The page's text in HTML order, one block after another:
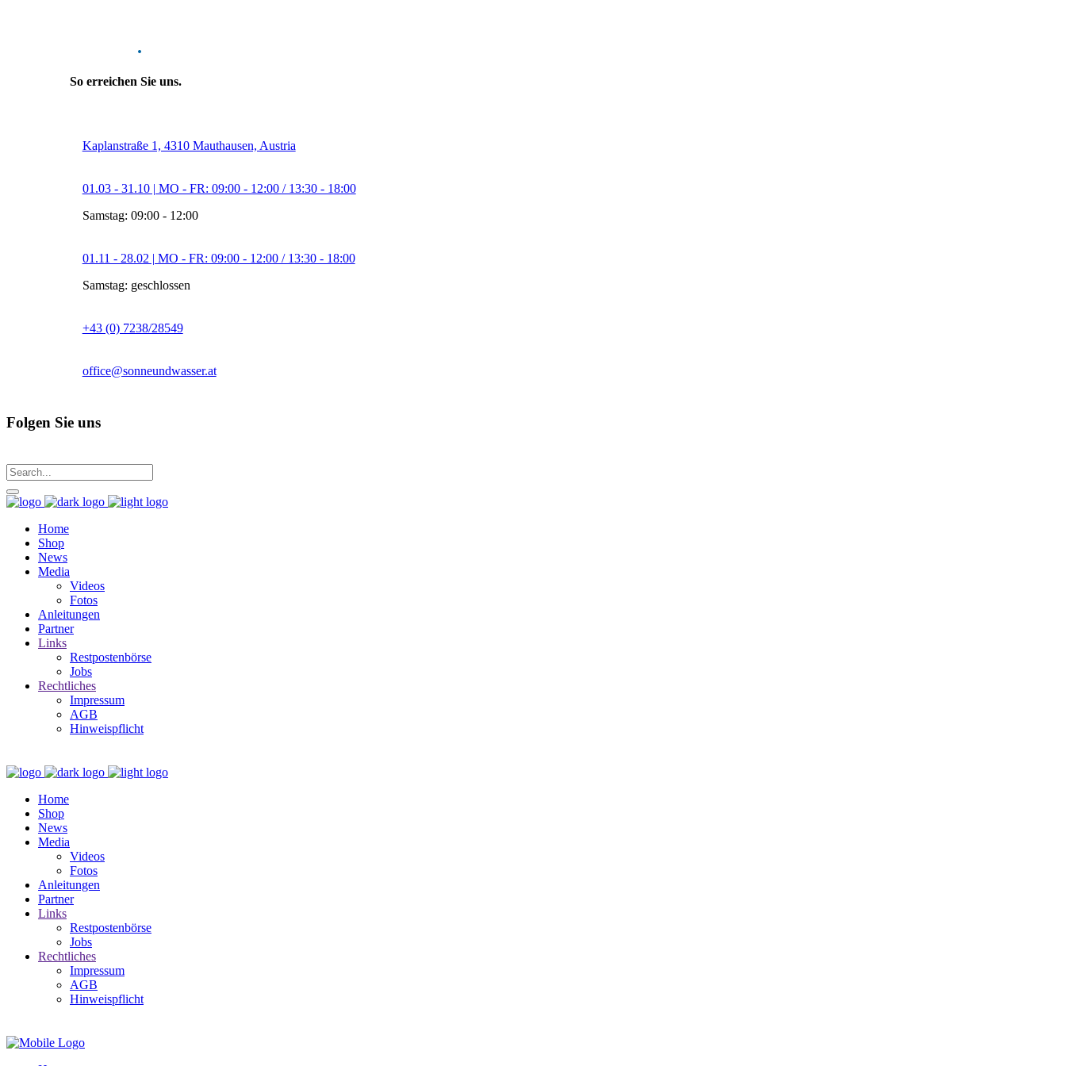
.
So erreichen Sie uns.
Kaplanstraße 1, 4310 Mauthausen, Austria
01.03 - 31.10 | MO - FR: 09:00 - 12:00 / 13:30 - 18:00
Samstag: 09:00 - 12:00
01.11 - 28.02 | MO - FR: 09:00 - 12:00 / 13:30 - 18:00
Samstag: geschlossen
+43 (0) 7238/28549
office@sonneundwasser.at
Folgen Sie uns
Home
Shop
News
Media
Videos
Fotos
Anleitungen
Partner
Links
Restpostenbörse
Jobs
Rechtliches
Impressum
AGB
Hinweispflicht
Home
Shop
News
Media
Videos
Fotos
Anleitungen
Partner
Links
Restpostenbörse
Jobs
Rechtliches
Impressum
AGB
Hinweispflicht